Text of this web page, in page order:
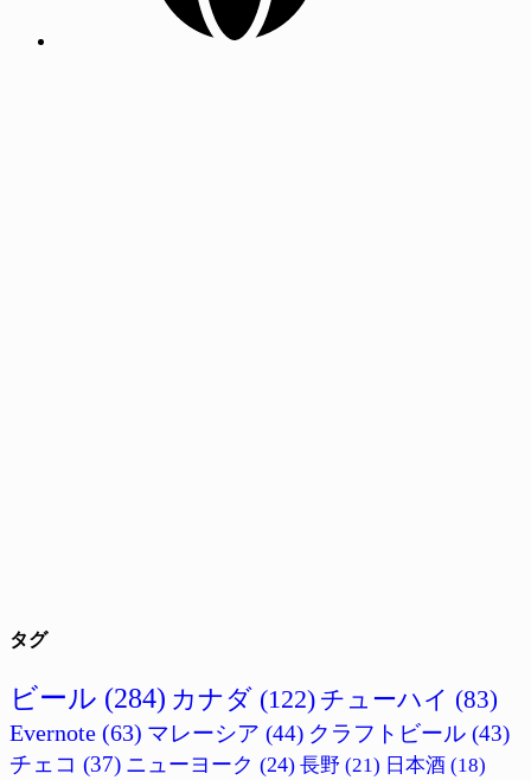
タグ
ビール (284) カナダ (122) チューハイ (83)
Evernote (63) マレーシア (44) クラフトビール (43)
チェコ (37) ニューヨーク (24) 長野 (21) 日本酒 (18)